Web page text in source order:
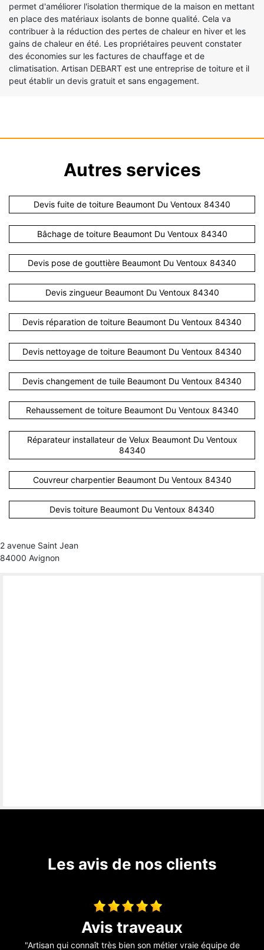
permet d'améliorer l'isolation thermique de la maison en mettant
en place des matériaux isolants de bonne qualité. Cela va
contribuer à la réduction des pertes de chaleur en hiver et les
gains de chaleur en été. Les propriétaires peuvent constater
des économies sur les factures de chauffage et de
climatisation. Artisan DEBART est une entreprise de toiture et il
peut établir un devis gratuit et sans engagement.
Autres services
Devis fuite de toiture Beaumont Du Ventoux 84340
Bâchage de toiture Beaumont Du Ventoux 84340
Devis pose de gouttière Beaumont Du Ventoux 84340
Devis zingueur Beaumont Du Ventoux 84340
Devis réparation de toiture Beaumont Du Ventoux 84340
Devis nettoyage de toiture Beaumont Du Ventoux 84340
Devis changement de tuile Beaumont Du Ventoux 84340
Rehaussement de toiture Beaumont Du Ventoux 84340
Réparateur installateur de Velux Beaumont Du Ventoux
84340
Couvreur charpentier Beaumont Du Ventoux 84340
Devis toiture Beaumont Du Ventoux 84340
2 avenue Saint Jean
84000 Avignon
Les avis de nos clients
couverture
"Entreprise au top ! je recommande fortement !"